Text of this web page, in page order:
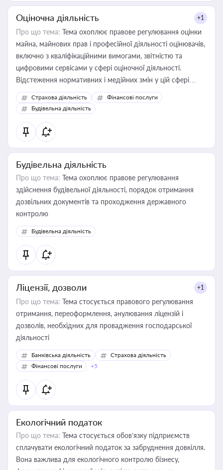
Оціночна діяльність +1
Про що тема: Тема охоплює правове регулювання оцінки
майна, майнових прав і професійної діяльності оцінювачів,
включно з кваліфікаційними вимогами, звітністю та
цифровими сервісами у сфері оціночної діяльності.
Відстеження нормативних і медійних змін у цій сфері
корисне для власника бізнесу, керівника, юриста або
бухгалтера під час оподаткування, приватизації, оренди
державного майна, корпоративних угод і перевірки
статусу суб'єктів оціночної діяльності
Страхова діяльність
Фінансові послуги
Будівельна діяльність
Будівельна діяльність
Про що тема: Тема охоплює правове регулювання
здійснення будівельної діяльності, порядок отримання
дозвільних документів та проходження державного
контролю
Будівельна діяльність
Ліцензії, дозволи +1
Про що тема: Тема стосується правового регулювання
отримання, переоформлення, анулювання ліцензій і
дозволів, необхідних для провадження господарської
діяльності
Банківська діяльність
Страхова діяльність
Фінансові послуги
+5
Екологічний податок
Про що тема: Тема стосується обов’язку підприємств
сплачувати екологічний податок за забруднення довкілля.
Вона важлива для екологічного контролю бізнесу,